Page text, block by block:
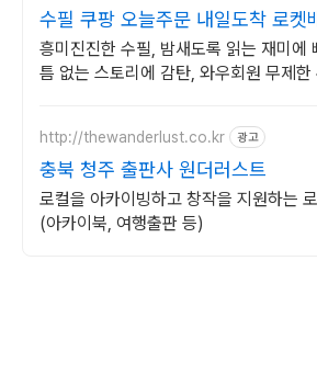
수필 쿠팡 오늘주문 내일도착 로켓
흥미진진한 수필, 밤새도록 읽는 재미에
틈 없는 스토리에 감탄, 와우회원 무제한
http://thewanderlust.co.kr 광고
충북 청주 출판사 원더러스트
로컬을 아카이빙하고 창작을 지원하는
(아카이북, 여행출판 등)